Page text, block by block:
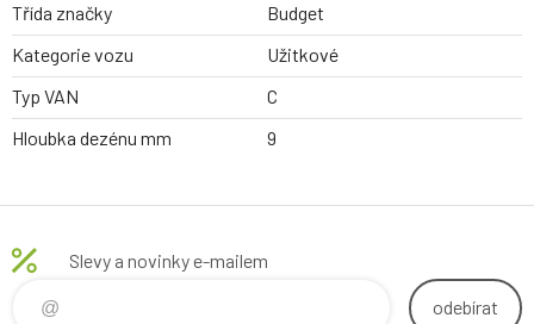
Třída značky
Budget
Kategorie vozu
Užitkové
Typ VAN
C
Hloubka dezénu mm
9
Slevy a novinky e-mailem
odebírat